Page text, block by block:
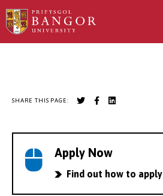
Skip
to
SHARE THIS PAGE:
Apply Now
Find out how to apply